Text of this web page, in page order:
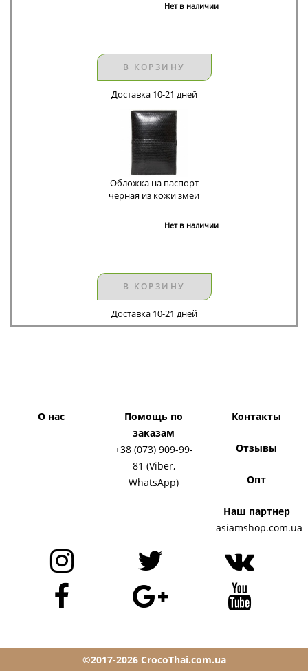
Нет в наличии
В КОРЗИНУ
Доставка 10-21 дней
Обложка на паспорт
черная из кожи змеи
Нет в наличии
В КОРЗИНУ
Доставка 10-21 дней
О нас
Помощь по
заказам
+38 (073) 909-99-
81 (Viber,
WhatsApp)
Контакты
Отзывы
Опт
Наш партнер
asiamshop.com.ua
©2017-2026 CrocoThai.com.ua